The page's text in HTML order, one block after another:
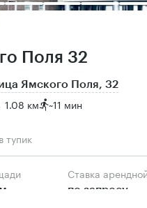
Поля 32
Ямского Поля, 32
1.08 км ~11 мин
Ставка
по запросу